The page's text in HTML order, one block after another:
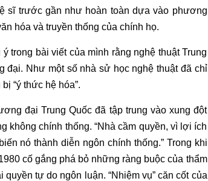
sĩ trước gần như hoàn toàn dựa vào phương
hóa và truyền thống của chính họ.
trong bài viết của mình rằng nghệ thuật Trung
Như một số nhà sử học nghệ thuật đã chỉ
“ý thức hệ hóa”.
đại Trung Quốc đã tập trung vào xung đột
chính thống. “Nhà cầm quyền, vì lợi ích
nó thành diễn ngôn chính thống.” Trong khi
cố gắng phá bỏ những ràng buộc của thẩm
tự do ngôn luận. “Nhiệm vụ” căn cốt của